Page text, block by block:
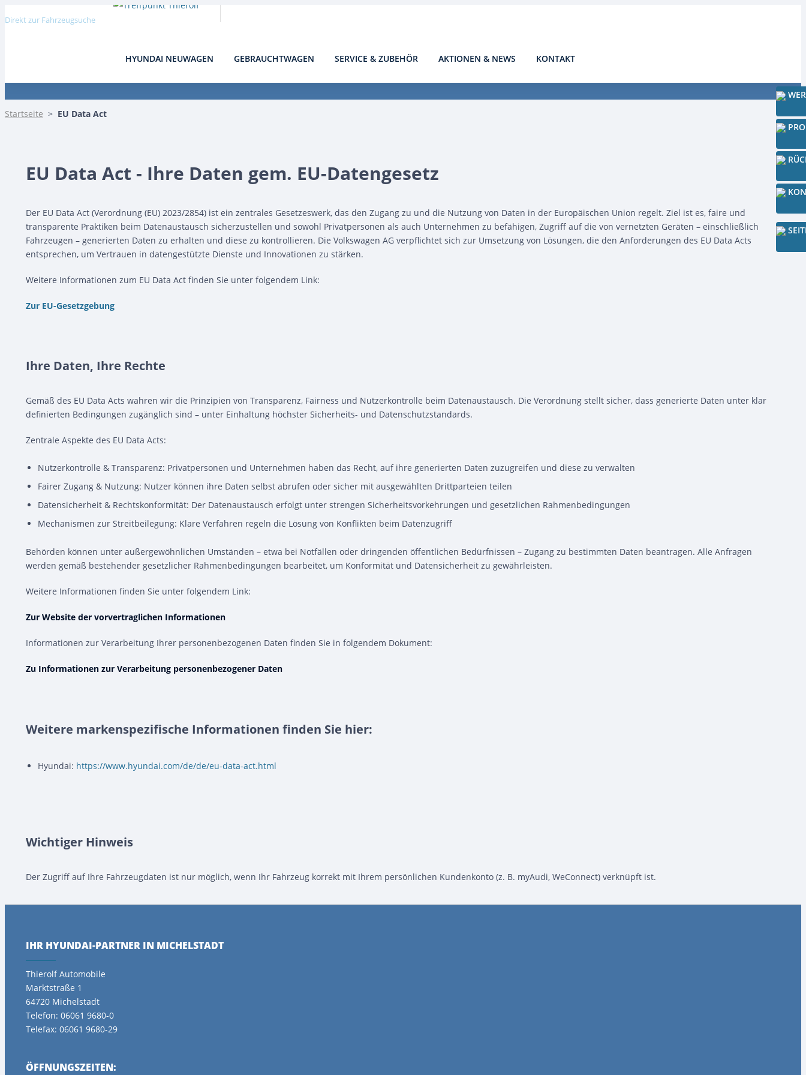
Direkt zur Fahrzeugsuche
HYUNDAI NEUWAGEN GEBRAUCHTWAGEN SERVICE & ZUBEHÖR AKTIONEN & NEWS
KONTAKT
Startseite > EU Data Act
EU Data Act - Ihre Daten gem. EU-Datengesetz
Der EU Data Act (Verordnung (EU) 2023/2854) ist ein zentrales Gesetzeswerk, das den Zugang zu und die Nutzung von Daten in der Europäischen Union regelt. Ziel ist es, faire und
transparente Praktiken beim Datenaustausch sicherzustellen und sowohl Privatpersonen als auch Unternehmen zu befähigen, Zugriff auf die von vernetzten Geräten – einschließlich
Fahrzeugen – generierten Daten zu erhalten und diese zu kontrollieren. Die Volkswagen AG verpflichtet sich zur Umsetzung von Lösungen, die den Anforderungen des EU Data Acts
entsprechen, um Vertrauen in datengestützte Dienste und Innovationen zu stärken.
Weitere Informationen zum EU Data Act finden Sie unter folgendem Link:
Zur EU-Gesetzgebung
Ihre Daten, Ihre Rechte
Gemäß des EU Data Acts wahren wir die Prinzipien von Transparenz, Fairness und Nutzerkontrolle beim Datenaustausch. Die Verordnung stellt sicher, dass generierte Daten unter klar
definierten Bedingungen zugänglich sind – unter Einhaltung höchster Sicherheits- und Datenschutzstandards.
Zentrale Aspekte des EU Data Acts:
Nutzerkontrolle & Transparenz: Privatpersonen und Unternehmen haben das Recht, auf ihre generierten Daten zuzugreifen und diese zu verwalten
Fairer Zugang & Nutzung: Nutzer können ihre Daten selbst abrufen oder sicher mit ausgewählten Drittparteien teilen
Datensicherheit & Rechtskonformität: Der Datenaustausch erfolgt unter strengen Sicherheitsvorkehrungen und gesetzlichen Rahmenbedingungen
Mechanismen zur Streitbeilegung: Klare Verfahren regeln die Lösung von Konflikten beim Datenzugriff
Behörden können unter außergewöhnlichen Umständen – etwa bei Notfällen oder dringenden öffentlichen Bedürfnissen – Zugang zu bestimmten Daten beantragen. Alle Anfragen
werden gemäß bestehender gesetzlicher Rahmenbedingungen bearbeitet, um Konformität und Datensicherheit zu gewährleisten.
Weitere Informationen finden Sie unter folgendem Link:
Zur Website der vorvertraglichen Informationen
Informationen zur Verarbeitung Ihrer personenbezogenen Daten finden Sie in folgendem Dokument:
Zu Informationen zur Verarbeitung personenbezogener Daten
Weitere markenspezifische Informationen finden Sie hier:
Hyundai: https://www.hyundai.com/de/de/eu-data-act.html
Wichtiger Hinweis
Der Zugriff auf Ihre Fahrzeugdaten ist nur möglich, wenn Ihr Fahrzeug korrekt mit Ihrem persönlichen Kundenkonto (z. B. myAudi, WeConnect) verknüpft ist.
IHR HYUNDAI-PARTNER IN MICHELSTADT
Thierolf Automobile
Marktstraße 1
64720 Michelstadt
Telefon: 06061 9680-0
Telefax: 06061 9680-29
ÖFFNUNGSZEITEN: